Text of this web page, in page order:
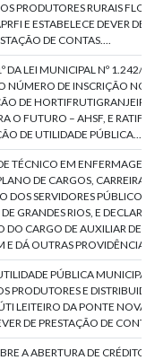
PRODUTORES RURAIS
E ESTABELECE DEVER DE
DE CONTAS....
DA LEI MUNICIPAL Nº 1.242/
NÚMERO DE INSCRIÇÃO NO
DE
O FUTURO – AHSF, E
DE UTILIDADE PÚBLICA....
TÉCNICO EM
DE CARGOS, CARREIRAS
DOS SERVIDORES PÚBLICOS
GRANDES RIOS, E DECLARA
DO CARGO DE AUXILIAR DE
E DÁ OUTRAS
PÚBLICA MUNICIPAL
PRODUTORES E
LEITEIRO DA PONTE NOVA E
DE PRESTAÇÃO DE
A ABERTURA DE CRÉDITO